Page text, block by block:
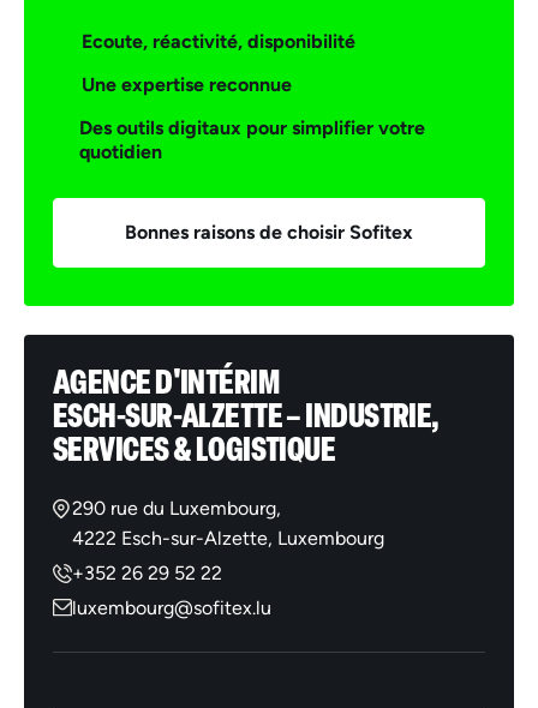
Ecoute, réactivité, disponibilité
Une expertise reconnue
Des outils digitaux pour simplifier votre
quotidien
Bonnes raisons de choisir Sofitex
AGENCE D'INTÉRIM
ESCH-SUR-ALZETTE – INDUSTRIE,
SERVICES & LOGISTIQUE
290 rue du Luxembourg,
4222 Esch-sur-Alzette, Luxembourg
+352 26 29 52 22
luxembourg@sofitex.lu